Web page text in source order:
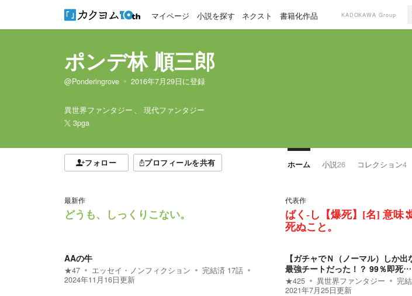
マイページ 小説を探す ネクスト 書籍化作品 KADOKAWA Group
ポンデ林 順三郎
@Ponderingrove 2016年7月29日に登録
異世界ファンタジー
現代ファンタジー
3pga
フォロー プロフィールを共有 ホーム 小説26 コレクション4
最新作
どうも、しっくりこない。
AAの牛
★47 エッセイ・ノンフィクション 完結済 17話
2024年11月16日更新
代表作
ばく-し【爆死】[名] 意味∶
死ぬこと。
【ガチャでＮ（ノーマル）しか
最強チートだった！？ 99％即死…
★425 異世界ファンタジー 完
2021年7月25日更新